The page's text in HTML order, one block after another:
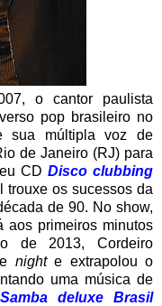
o cantor paulista
pop brasileiro no
sua múltipla voz de
de Janeiro (RJ) para
CD Disco clubbing
trouxe os sucessos da
de 90. No show,
aos primeiros minutos
de 2013, Cordeiro
nighte extrapolou o
uma música de
Samba deluxe Brasil